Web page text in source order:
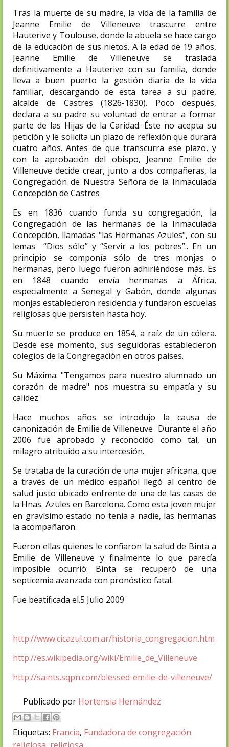
Tras la muerte de su madre, la vida de la familia de
Jeanne Emilie de Villeneuve trascurre entre
Hauterive y Toulouse, donde la abuela se hace cargo
de la educación de sus nietos. A la edad de 19 años,
Jeanne Emilie de Villeneuve se traslada
definitivamente a Hauterive con su familia, donde
lleva a buen puerto la gestión diaria de la vida
familiar, descargando de esta tarea a su padre,
alcalde de Castres (1826-1830). Poco después,
declara a su padre su voluntad de entrar a formar
parte de las Hijas de la Caridad. Éste no acepta su
petición y le solicita un plazo de reflexión que durará
cuatro años. Antes de que transcurra ese plazo, y
con la aprobación del obispo, Jeanne Emilie de
Villeneuve decide crear, junto a dos compañeras, la
Congregación de Nuestra Señora de la Inmaculada
Concepción de Castres
Es en 1836 cuando funda su congregación, la
Congregación de las hermanas de la Inmaculada
Concepción, llamadas "las Hermanas Azules", con su
lemas “Dios sólo” y “Servir a los pobres”.. En un
principio se componía sólo de tres monjas o
hermanas, pero luego fueron adhiriéndose más. Es
en 1848 cuando envía hermanas a África,
especialmente a Senegal y Gabón, donde algunas
monjas establecieron residencia y fundaron escuelas
religiosas que persisten hasta hoy.
Su muerte se produce en 1854, a raíz de un cólera.
Desde ese momento, sus seguidoras establecieron
colegios de la Congregación en otros países.
Su Máxima: "Tengamos para nuestro alumnado un
corazón de madre" nos muestra su empatía y su
calidez
Hace muchos años se introdujo la causa de
canonización de Emilie de Villeneuve Durante el año
2006 fue aprobado y reconocido como tal, un
milagro atribuido a su intercesión.
Se trataba de la curación de una mujer africana, que
a través de un médico español llegó al centro de
salud justo ubicado enfrente de una de las casas de
la Hnas. Azules en Barcelona. Como esta joven mujer
en gravísimo estado no tenía a nadie, las hermanas
la acompañaron.
Fueron ellas quienes le confiaron la salud de Binta a
Emilie de Villeneuve y finalmente lo que parecía
imposible ocurrió: Binta se recuperó de una
septicemia avanzada con pronóstico fatal.
Fue beatificada el.5 Julio 2009
http://www.cicazul.com.ar/historia_congregacion.htm
http://es.wikipedia.org/wiki/Emilie_de_Villeneuve
http://saints.sqpn.com/blessed-emilie-de-villeneuve/
Publicado por Hortensia Hernández
Etiquetas: Francia, Fundadora de congregación